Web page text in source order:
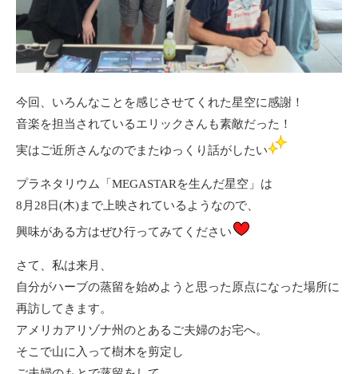
今回、いろんなことを感じさせてくれた星空に感謝！
音楽を担当されているエリックさんも素敵だった！
実はご近所さんなのでまたゆっくり話がしたい
プラネタリウム「MEGASTARを生んだ星空」 は
8月28日(木)まで上映されているようなので、
興味がある方はぜひ行ってみてください
さて、私は来月、
自分がハーブの蒸留を始めようと思った原点になった場所に
再訪してきます。
アメリカアリゾナ州のとあるご夫婦のお宅へ。
そこで山に入って樹木を剪定し